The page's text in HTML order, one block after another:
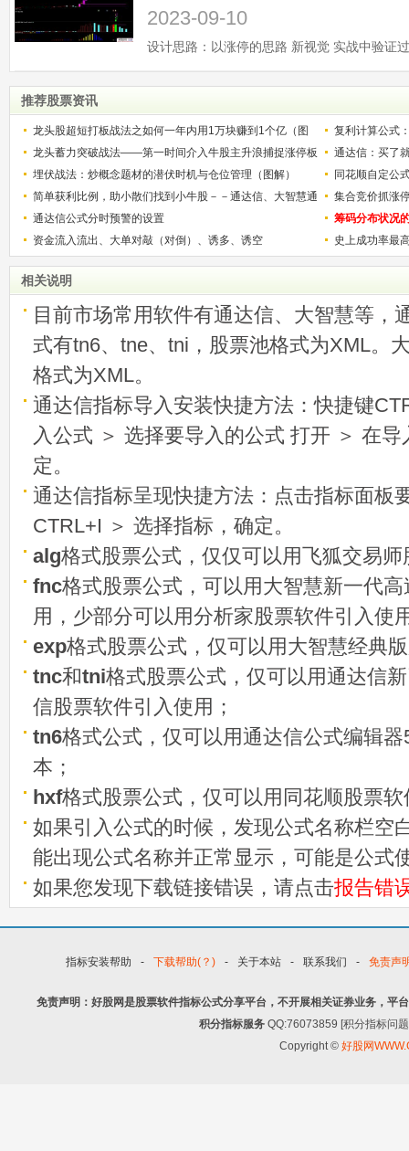
2023-09-10
推荐股票资讯
龙头股超短打板战法之如何一年内用1万块赚到1个亿（图
解）
复利计算公式
少？
龙头蓄力突破战法——第一时间介入牛股主升浪捕捉涨停板
的技巧（图解）
通达信：买了
埋伏战法：炒概念题材的潜伏时机与仓位管理（图解）
同花顺自定公
简单获利比例，助小散们找到小牛股－－通达信、大智慧通
用
集合竞价抓涨
通达信公式分时预警的设置
筹码分布状况
资金流入流出、大单对敲（对倒）、诱多、诱空
史上成功率最
相关说明
目前市场常用软件有通达信、大智慧等，
式有tn6、tne、tni，股票池格式为XML。
格式为XML。
通达信指标导入安装快捷方法：快捷键
入公式 ＞ 选择要导入的公式 打开 ＞ 在
定。
通达信指标呈现快捷方法：点击指标面板
CTRL+I ＞ 选择指标，确定。
alg格式股票公式，仅仅可以用飞狐交易
fnc格式股票公式，可以用大智慧新一代
用，少部分可以用分析家股票软件引入使
exp格式股票公式，仅可以用大智慧经典
tnc和tni格式股票公式，仅可以用通达信
信股票软件引入使用；
tn6格式公式，仅可以用通达信公式编辑
本；
hxf格式股票公式，仅可以用同花顺股票
如果引入公式的时候，发现公式名称栏空
能出现公式名称并正常显示，可能是公式
如果您发现下载链接错误，请点击报告错
指标安装帮助 - 下载帮助(？) - 关于本站 - 联系我们 - 免责声
免责声明：好股网是股票软件指标公式分享平台，不开展相关证券业务，平
积分指标服务 QQ:76073859 [积分指标问
Copyright © 好股网